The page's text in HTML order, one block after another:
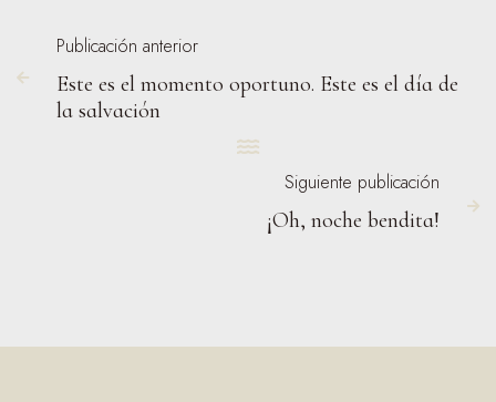

Publicación anterior
Este es el momento oportuno. Este es el día de
la salvación

Siguiente publicación
¡Oh, noche bendita! 